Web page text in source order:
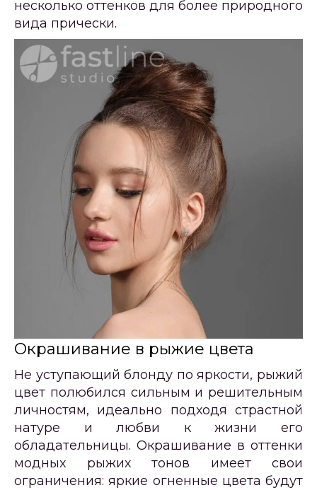
несколько оттенков для более природного
вида прически.
Окрашивание в рыжие цвета
Не уступающий блонду по яркости, рыжий
цвет полюбился сильным и решительным
личностям, идеально подходя страстной
натуре и любви к жизни его
обладательницы. Окрашивание в оттенки
модных рыжих тонов имеет свои
ограничения: яркие огненные цвета будут